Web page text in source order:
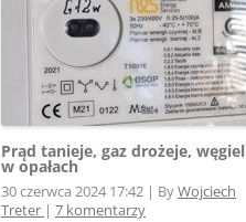
Prąd tanieje, gaz drożeje, węgiel
w opałach
30 czerwca 2024 17:42 | ByWojciech
Treter | 7 komentarzy